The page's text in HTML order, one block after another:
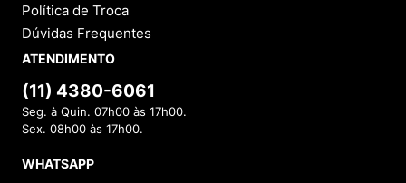
Política de Troca
Dúvidas Frequentes
ATENDIMENTO
(11) 4380-6061
Seg. à Quin. 07h00 às 17h00.
Sex. 08h00 às 17h00.
WHATSAPP